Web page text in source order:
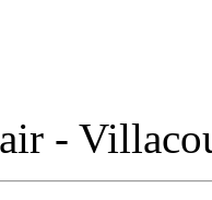
-